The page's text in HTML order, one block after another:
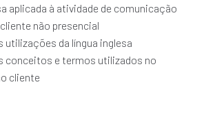
aplicada à atividade de comunicação
não presencial
utilizações da língua inglesa
conceitos e termos utilizados no
cliente